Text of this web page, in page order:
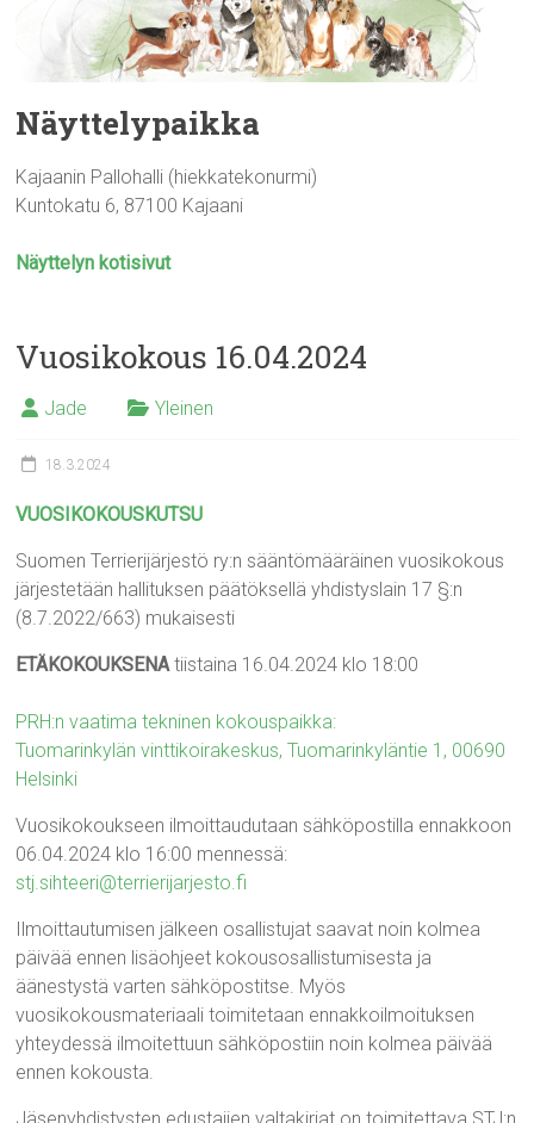
Näyttelypaikka
Kajaanin Pallohalli (hiekkatekonurmi)
Kuntokatu 6, 87100 Kajaani
Näyttelyn kotisivut
Vuosikokous 16.04.2024
Jade Yleinen
18.3.2024
VUOSIKOKOUSKUTSU
Suomen Terrierijärjestö ry:n sääntömääräinen vuosikokous
järjestetään hallituksen päätöksellä yhdistyslain 17 §:n
(8.7.2022/663) mukaisesti
ETÄKOKOUKSENAtiistaina 16.04.2024 klo 18:00
PRH:n vaatima tekninen kokouspaikka:
Tuomarinkylän vinttikoirakeskus, Tuomarinkyläntie 1, 00690
Helsinki
Vuosikokoukseen ilmoittaudutaan sähköpostilla ennakkoon
06.04.2024 klo 16:00 mennessä:
stj.sihteeri@terrierijarjesto.fi
Ilmoittautumisen jälkeen osallistujat saavat noin kolmea
päivää ennen lisäohjeet kokousosallistumisesta ja
äänestystä varten sähköpostitse. Myös
vuosikokousmateriaali toimitetaan ennakkoilmoituksen
yhteydessä ilmoitettuun sähköpostiin noin kolmea päivää
ennen kokousta.